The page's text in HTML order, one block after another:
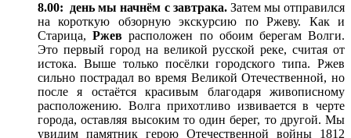
8.00: день мы начнём с завтрака.Затем мы отправился
на короткую обзорную экскурсию по Ржеву. Как и
Старица,Ржев расположен по обоим берегам Волги.
Это первый город на великой русской реке, считая от
истока. Выше только посёлки городского типа. Ржев
сильно пострадал во время Великой Отечественной, но
после я остаётся красивым благодаря живописному
расположению. Волга прихотливо извивается в черте
города, оставляя высоким то один берег, то другой. Мы
увидим памятник герою Отечественной войны 1812